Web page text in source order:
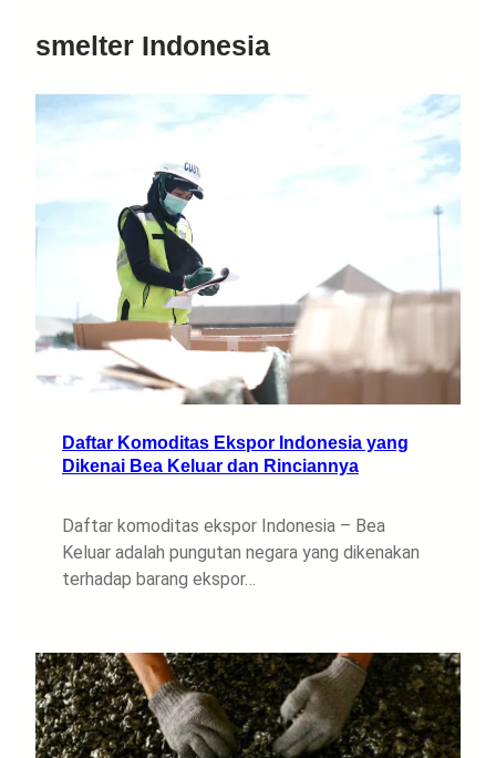
smelter Indonesia
Daftar Komoditas Ekspor Indonesia yang
Dikenai Bea Keluar dan Rinciannya
Daftar komoditas ekspor Indonesia – Bea
Keluar adalah pungutan negara yang dikenakan
terhadap barang ekspor…